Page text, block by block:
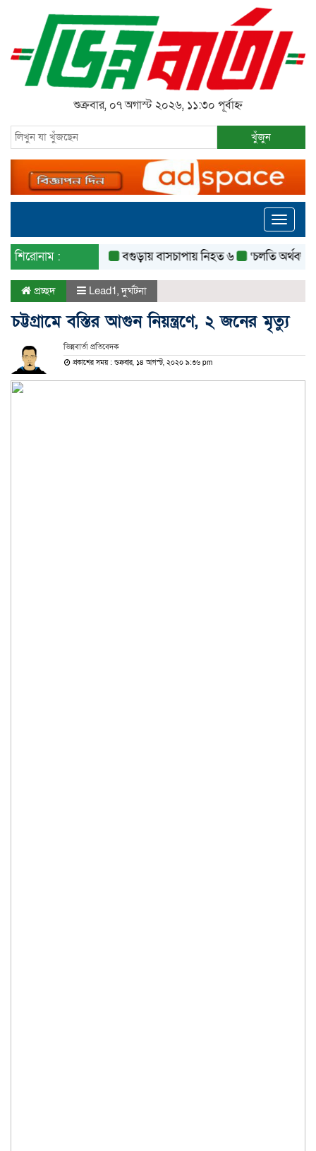
শুক্রবার, ০৭ অগাস্ট ২০২৬, ১১:৩০ পূর্বাহ্ন
খুঁজুন
Toggle
শিরোনাম : বগুড়ায় বাসচাপায় নিহত ৬ ‘চলতি অর্থবছরেই
প্রচ্ছদ Lead1,দুর্ঘটনা
চট্টগ্রামে বস্তির আগুন নিয়ন্ত্রণে, ২ জনের মৃত্যু
ভিন্নবার্তা প্রতিবেদক
প্রকাশের সময় : শুক্রবার, ১৪ আগস্ট, ২০২০ ৯:৩৬ pm